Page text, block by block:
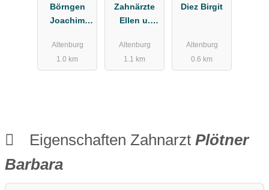
Börngen
Joachim
Altenburg
1.0 km
Zahnärzte
Ellen u.
Dietel
Altenburg
1.1 km
Diez Birgit
Altenburg
0.6 km
Eigenschaften Zahnarzt Plötner
Barbara